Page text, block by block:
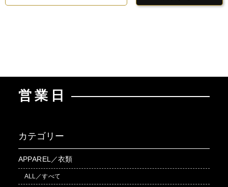
営業日
カテゴリー
APPAREL／衣類
ALL／すべて